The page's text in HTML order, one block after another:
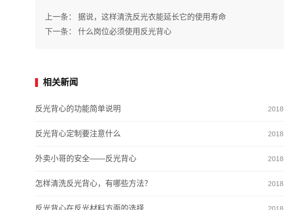
上一条： 据说，这样清洗反光衣能延长它的使用寿命
下一条： 什么岗位必须使用反光背心
相关新闻
反光背心的功能简单说明
反光背心定制要注意什么
外卖小哥的安全——反光背心
怎样清洗反光背心，有哪些方法？
反光背心在反光材料方面的选择